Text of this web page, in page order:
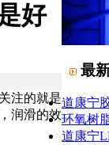
好
注的就是
润滑的效
最
道康宁
环氧树
道康宁